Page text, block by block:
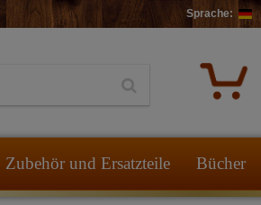
Sprache:
Zubehör und Ersatzteile Bücher